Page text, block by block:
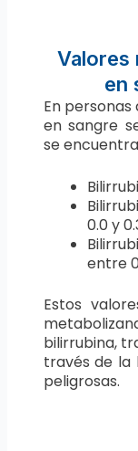
Valores
en
En personas
en sangre
se
0.0 y
entre
Estos
bilirrubina,
través de la
peligrosas.